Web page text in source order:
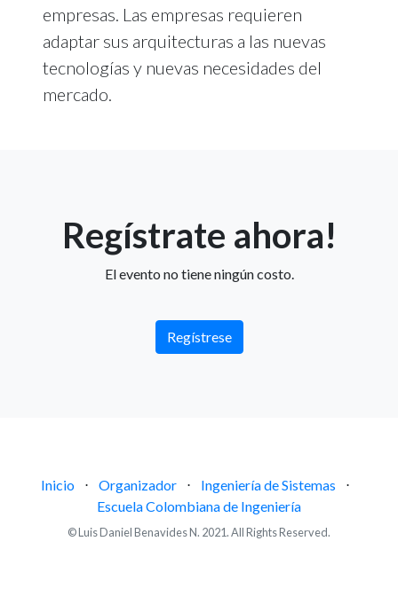
empresas. Las empresas requieren
adaptar sus arquitecturas a las nuevas
tecnologías y nuevas necesidades del
mercado.
Regístrate ahora!
El evento no tiene ningún costo.
Regístrese
Inicio ⋅ Organizador ⋅ Ingeniería de Sistemas
⋅
Escuela Colombiana de Ingeniería
© Luis Daniel Benavides N. 2021. All Rights Reserved.